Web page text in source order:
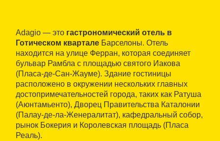
Adagio — это гастрономический отель в
Готическом квартале Барселоны. Отель
находится на улице Ферран, которая соединяет
бульвар Рамбла с площадью святого Иакова
(Пласа-де-Сан-Жауме). Здание гостиницы
расположено в окружении нескольких главных
достопримечательностей города, таких как Ратуша
(Аюнтамьенто), Дворец Правительства Каталонии
(Палау-де-ла-Женералитат), кафедральный собор,
рынок Бокерия и Королевская площадь (Пласа
Реаль).